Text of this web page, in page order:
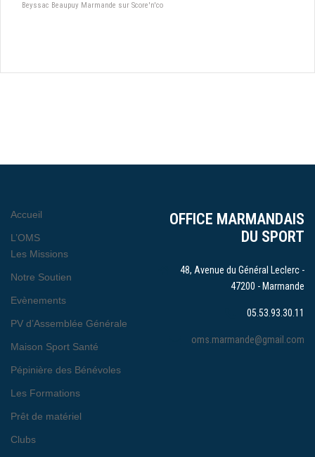
Beyssac Beaupuy Marmande sur Score'n'co
OFFICE MARMANDAIS
DU SPORT
48, Avenue du Général Leclerc -
47200 - Marmande
05.53.93.30.11
oms.marmande@gmail.com
Accueil
L’OMS
Les Missions
Notre Soutien
Evènements
PV d’Assemblée Générale
Maison Sport Santé
Pépinière des Bénévoles
Les Formations
Prêt de matériel
Clubs